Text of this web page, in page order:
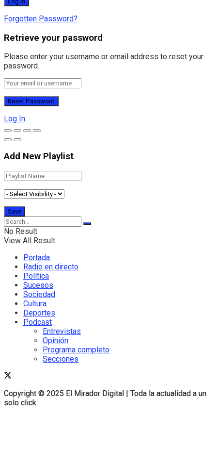
Copyright © 2025 El Mirador Digital | Toda la actualidad a un
solo click
Forgotten Password?
Retrieve your password
Please enter your username or email address to reset your
password.
Log In
Add New Playlist
No Result
View All Result
Portada
Radio en directo
Política
Sucesos
Sociedad
Cultura
Deportes
Podcast
Entrevistas
Opinión
Programa completo
Secciones
Copyright © 2025 El Mirador Digital | Toda la actualidad a un
solo click